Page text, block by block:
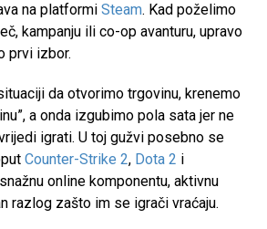
na platformi Steam. Kad poželimo
kampanju ili co-op avanturu, upravo
prvi izbor.
da otvorimo trgovinu, krenemo
a onda izgubimo pola sata jer ne
igrati. U toj gužvi posebno se
Counter-Strike 2, Dota 2 i
online komponentu, aktivnu
razlog zašto im se igrači vraćaju.